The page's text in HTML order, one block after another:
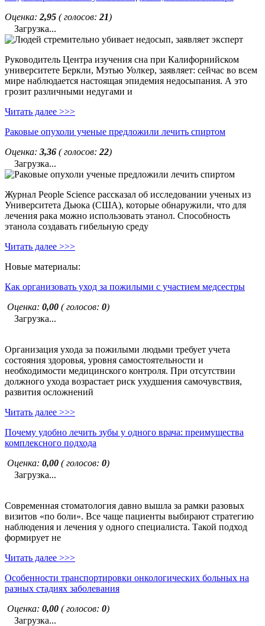
Оценка: 2,95 ( голосов: 21)
Загрузка...
Руководитель Центра изучения сна при Калифорнийском
университете Беркли, Мэтью Уолкер, заявляет: сейчас во всем
мире наблюдается настоящая эпидемия недосыпания. А это
грозит различными недугами и
Читать далее >>>
Раковые опухоли ученые предложили лечить спиртом
Оценка: 3,36 ( голосов: 22)
Загрузка...
Журнал People Science рассказал об исследовании ученых из
Университета Дьюка (США), которые обнаружили, что для
лечения рака можно использовать этанол. Способность
этанола создавать гибельную среду
Читать далее >>>
Новые материалы:
Как организовать уход за пожилыми с участием медсестры
Оценка: 0,00 ( голосов: 0)
Загрузка...
Организация ухода за пожилыми людьми требует учета
состояния здоровья, уровня самостоятельности и
необходимости медицинского контроля. При отсутствии
должного ухода возрастает риск ухудшения самочувствия,
развития осложнений
Читать далее >>>
Почему удобно лечить зубы у одного врача: преимущества
комплексного подхода
Оценка: 0,00 ( голосов: 0)
Загрузка...
Современная стоматология давно вышла за рамки разовых
визитов «по боли». Все чаще пациенты выбирают стратегию
наблюдения и лечения у одного специалиста. Такой подход
формирует не
Читать далее >>>
Особенности транспортировки онкологических больных на
разных стадиях заболевания
Оценка: 0,00 ( голосов: 0)
Загрузка...